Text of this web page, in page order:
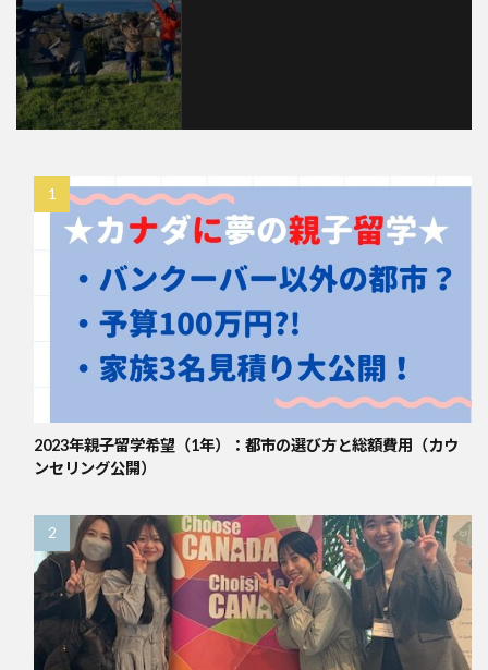
2023年親子留学希望（1年）：都市の選び方と総額費用（カウ
ンセリング公開）